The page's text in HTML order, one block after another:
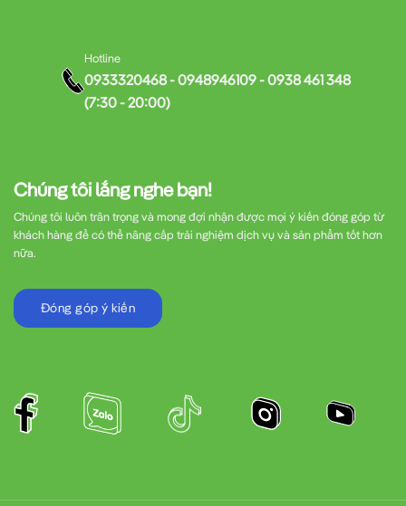
Chúng tôi lắng nghe bạn!
Chúng tôi luôn trân trọng và mong đợi nhận được mọi ý kiến đóng góp từ
khách hàng để có thể nâng cấp trải nghiệm dịch vụ và sản phẩm tốt hơn
nữa.
Đóng góp ý kiến
Hotline
0933320468 - 0948946109 - 0938 461 348
(7:30 - 20:00)